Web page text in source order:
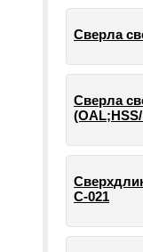
Сверла
Сверла
С-021